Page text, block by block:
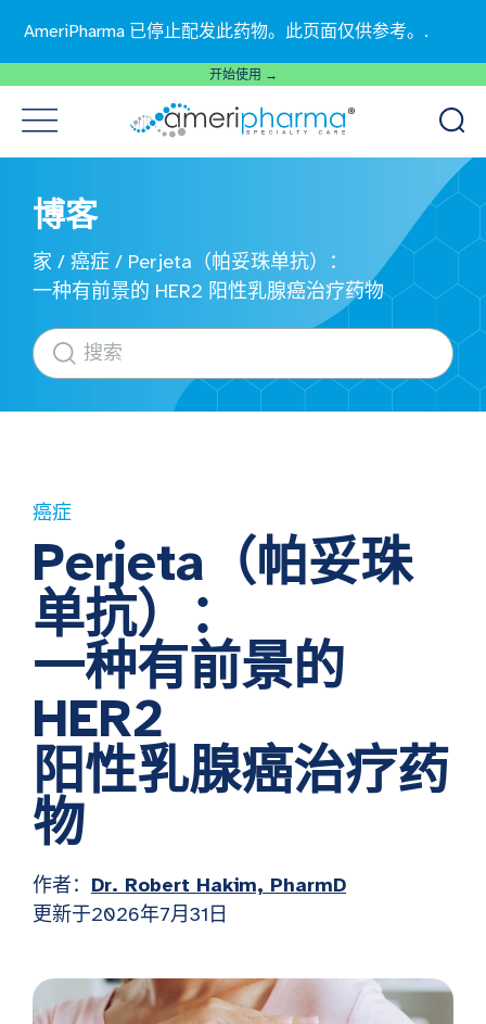
AmeriPharma 已停止配发此药物。此页面仅供参考。.
开始使用 →
博客
家 / 癌症 / Perjeta（帕妥珠单抗）：
一种有前景的 HER2 阳性乳腺癌治疗药物
癌症
Perjeta（帕妥珠
单抗）：
一种有前景的
HER2
阳性乳腺癌治疗药
物
作者： Dr. Robert Hakim, PharmD
更新于2026年7月31日